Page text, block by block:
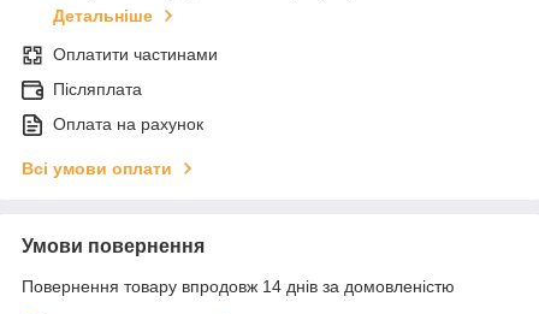
Детальніше
Оплатити частинами
Післяплата
Оплата на рахунок
Всі умови оплати
Умови повернення
Повернення товару впродовж 14 днів за домовленістю